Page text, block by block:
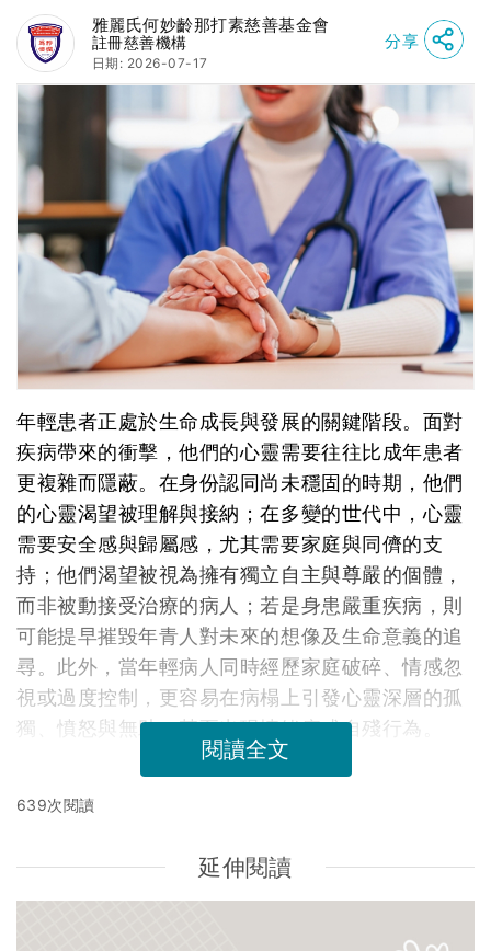
雅麗氏何妙齡那打素慈善基金會
註冊慈善機構
日期: 2026-07-17
分享
年輕患者正處於生命成長與發展的關鍵階段。面對
疾病帶來的衝擊，他們的心靈需要往往比成年患者
更複雜而隱蔽。在身份認同尚未穩固的時期，他們
的心靈渴望被理解與接納；在多變的世代中，心靈
需要安全感與歸屬感，尤其需要家庭與同儕的支
持；他們渴望被視為擁有獨立自主與尊嚴的個體，
而非被動接受治療的病人；若是身患嚴重疾病，則
可能提早摧毀年青人對未來的想像及生命意義的追
尋。此外，當年輕病人同時經歷家庭破碎、情感忽
視或過度控制，更容易在病榻上引發心靈深層的孤
獨、憤怒與無助，甚至出現情緒病或自殘行為。
閱讀全文
639次閱讀
延伸閱讀